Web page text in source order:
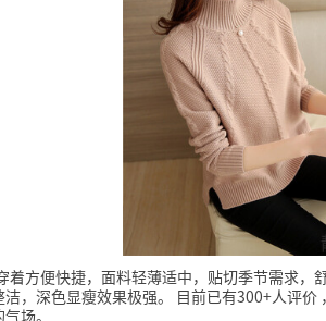
着方便快捷，面料轻薄适中，贴切季节需求
，深色显瘦效果极强。
目前已有300+人评价
场。